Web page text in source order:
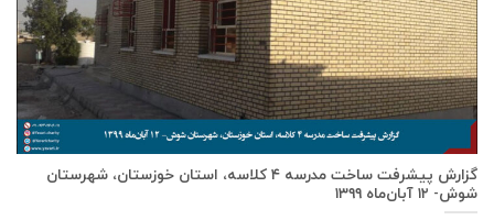
گزارش پیشرفت ساخت مدرسه ٤ كلاسه، استان خوزستان، شهرستان
شوش- ۱۲ آبان‌ماه ۱۳۹۹